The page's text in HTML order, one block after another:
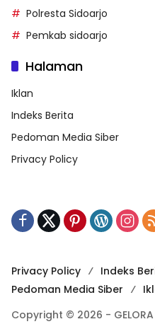
Polresta Sidoarjo
Pemkab sidoarjo
Halaman
Iklan
Indeks Berita
Pedoman Media Siber
Privacy Policy
Privacy Policy
Indeks
Pedoman Media Siber
Copyright © 2026 -